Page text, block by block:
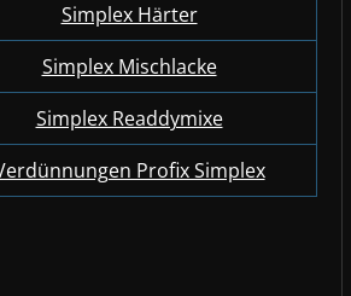
Simplex Härter
Simplex Mischlacke
Simplex Readdymixe
Profix Simplex